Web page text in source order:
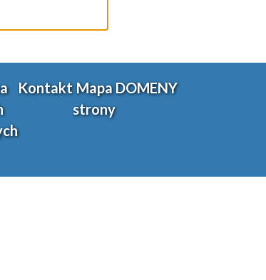
Kontakt Mapa
strony
DOMENY